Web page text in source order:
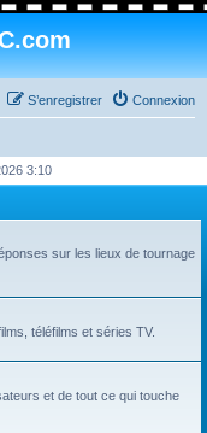
Connexion
S’enregistrer
3:10
sur les lieux de tournage
téléfilms et séries TV.
et de tout ce qui touche